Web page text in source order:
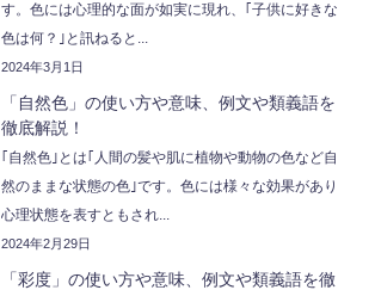
す。色には心理的な面が如実に現れ、｢子供に好きな
色は何？｣と訊ねると...
2024年3月1日
「自然色」の使い方や意味、例文や類義語を
徹底解説！
｢自然色｣とは｢人間の髪や肌に植物や動物の色など自
然のままな状態の色｣です。色には様々な効果があり
心理状態を表すともされ...
2024年2月29日
「彩度」の使い方や意味、例文や類義語を徹